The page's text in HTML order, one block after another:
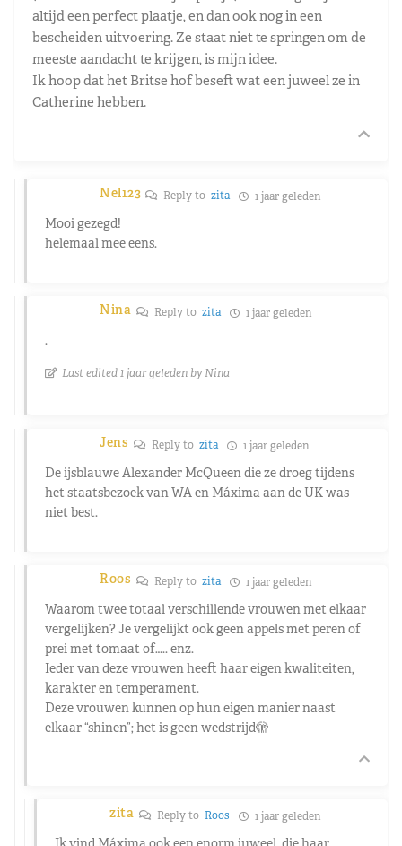
altijd een perfect plaatje, en dan ook nog in een
bescheiden uitvoering. Ze staat niet te springen om de
meeste aandacht te krijgen, is mijn idee.
Ik hoop dat het Britse hof beseft wat een juweel ze in
Catherine hebben.
Nel123 Reply tozita 1 jaar geleden
Mooi gezegd!
helemaal mee eens.
Nina Reply to zita 1 jaar geleden
.
Last edited 1 jaar geleden by Nina
Jens Reply to zita 1 jaar geleden
De ijsblauwe Alexander McQueen die ze droeg tijdens
het staatsbezoek van WA en Máxima aan de UK was
niet best.
Roos Reply to zita 1 jaar geleden
Waarom twee totaal verschillende vrouwen met elkaar
vergelijken? Je vergelijkt ook geen appels met peren of
prei met tomaat of….. enz.
Ieder van deze vrouwen heeft haar eigen kwaliteiten,
karakter en temperament.
Deze vrouwen kunnen op hun eigen manier naast
elkaar “shinen”; het is geen wedstrijd🫣
zita Reply to Roos 1 jaar geleden